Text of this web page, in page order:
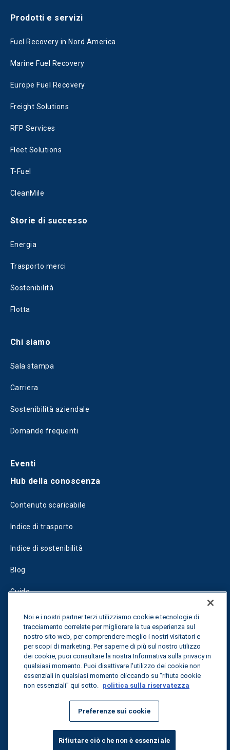
Prodotti e servizi
Fuel Recovery in Nord America
Marine Fuel Recovery
Europe Fuel Recovery
Freight Solutions
RFP Services
Fleet Solutions
T-Fuel
CleanMile
Storie di successo
Energia
Trasporto merci
Sostenibilità
Flotta
Chi siamo
Sala stampa
Carriera
Sostenibilità aziendale
Domande frequenti
Eventi
Hub della conoscenza
Contenuto scaricabile
Indice di trasporto
Indice di sostenibilità
Blog
Guide
Fuel Savings Calculator
Calcolatore di ottimizzazione dei trasporti
Tracciamento delle tariffe
Contattateci
Tutti i diritti riservati. Informativa sulla privacy
Noi e i nostri partner terzi utilizziamo cookie e tecnologie di
tracciamento correlate per migliorare la tua esperienza sul
nostro sito web, per comprendere meglio i nostri visitatori e
per scopi di marketing. Per saperne di più sul nostro utilizzo
dei cookie, puoi consultare la nostra Informativa sulla privacy in
qualsiasi momento. Puoi disattivare l'utilizzo dei cookie non
essenziali in qualsiasi momento cliccando su "rifiuta cookie
non essenziali" qui sotto. politica sulla riservatezza
Preferenze sui cookie
Rifiutare ciò che non è essenziale